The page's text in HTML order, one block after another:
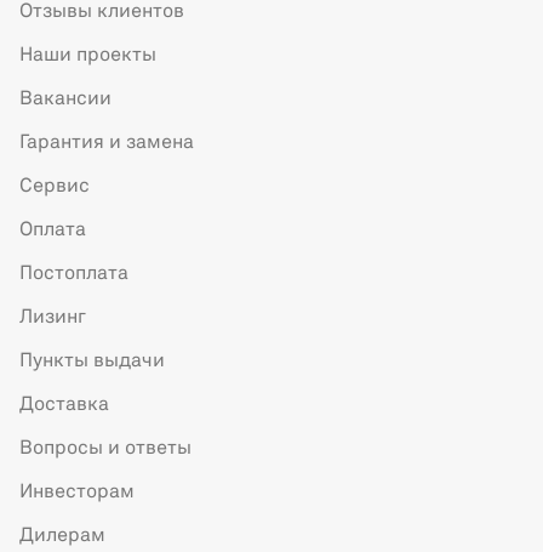
Отзывы клиентов
Наши проекты
Вакансии
Гарантия и замена
Сервис
Оплата
Постоплата
Лизинг
Пункты выдачи
Доставка
Вопросы и ответы
Инвесторам
Дилерам